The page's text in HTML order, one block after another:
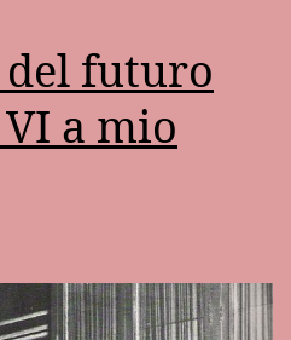
futuro
a mio